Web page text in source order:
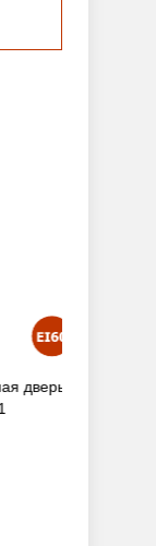
дверь